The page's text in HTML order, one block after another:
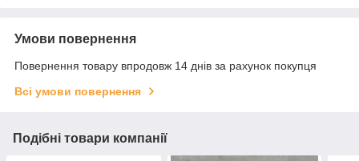
Умови повернення
Повернення товару впродовж 14 днів за рахунок покупця
Всі умови повернення
Подібні товари компанії